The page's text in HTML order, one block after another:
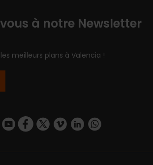
à notre Newsletter
meilleurs plans à Valencia !
www.instagram.com/visit_valencia/
https://www.youtube.com/user/
https://www.facebook.com/
https://twitter.com/
https://vimeo.com/
https://www.linkedin.com/company/turismo-valencia/https://api.whatsapp.com/send/